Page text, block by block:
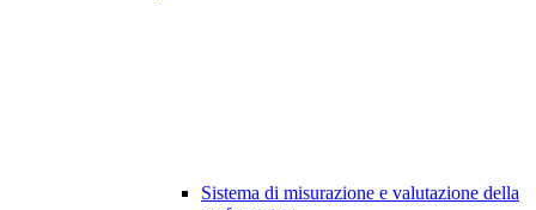
Sistema di misurazione e valutazione della